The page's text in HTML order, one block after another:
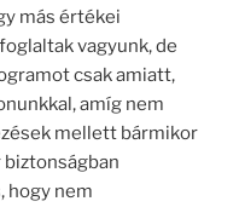
más értékei
vagyunk, de
csak amiatt,
amíg nem
mellett bármikor
hogy nem